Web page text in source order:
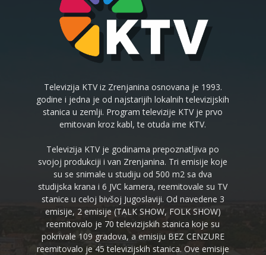
Televizija KTV iz Zrenjanina osnovana je 1993.
godine i jedna je od najstarijih lokalnih televizijskih
stanica u zemlji. Program televizije KTV je prvo
emitovan kroz kabl, te otuda ime KTV.
Televizija KTV je godinama prepoznatljiva po
svojoj produkciji i van Zrenjanina. Tri emisije koje
su se snimale u studiju od 500 m2 sa dva
studijska krana i 6 JVC kamera, reemitovale su TV
stanice u celoj bivšoj Jugoslaviji. Od navedene 3
emisije, 2 emisije (TALK SHOW, FOLK SHOW)
reemitovalo je 70 televizijskih stanica koje su
pokrivale 109 gradova, a emisiju BEZ CENZURE
reemitovalo je 45 televizijskih stanica. Ove emisije